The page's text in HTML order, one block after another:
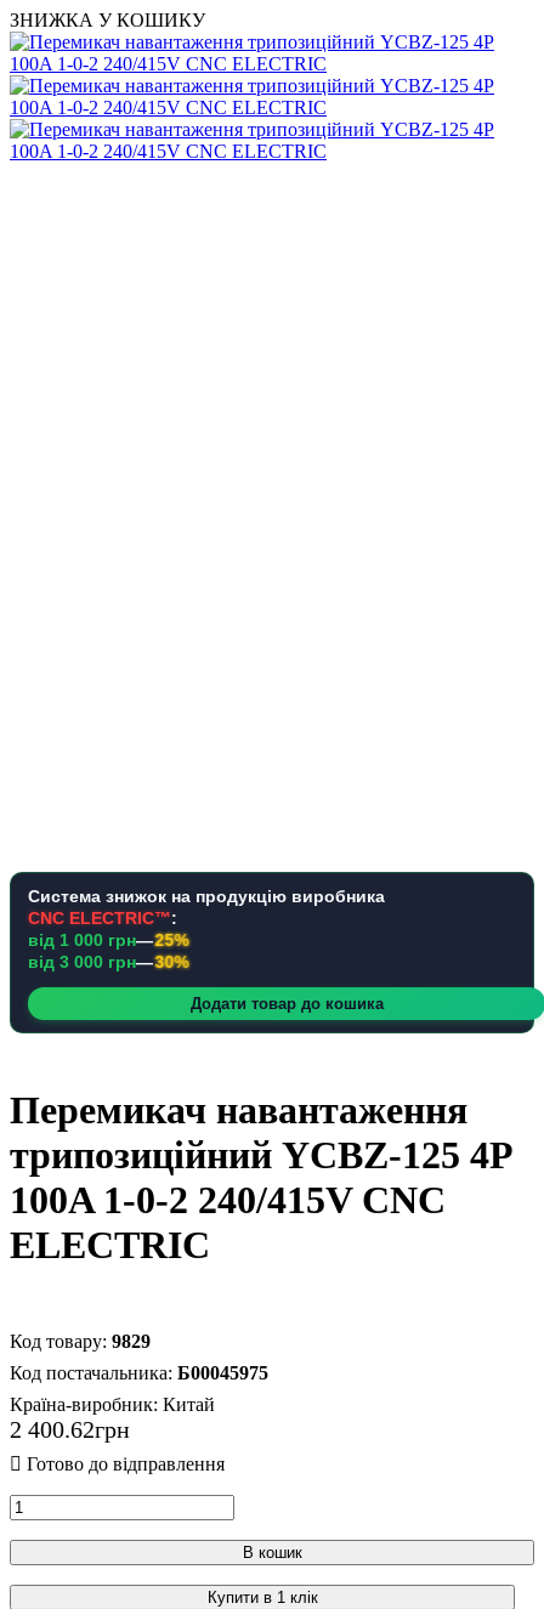
ЗНИЖКА У КОШИКУ
Система знижок на продукцію виробника
CNC ELECTRIC™:
від 1 000 грн—25%
від 3 000 грн—30%
Додати товар до кошика
Перемикач навантаження
трипозиційний YCBZ-125 4P
100A 1-0-2 240/415V CNC
ELECTRIC
9829
Б00045975
Країна-виробник: Китай
2 400.62грн
В кошик
Купити в 1 клік